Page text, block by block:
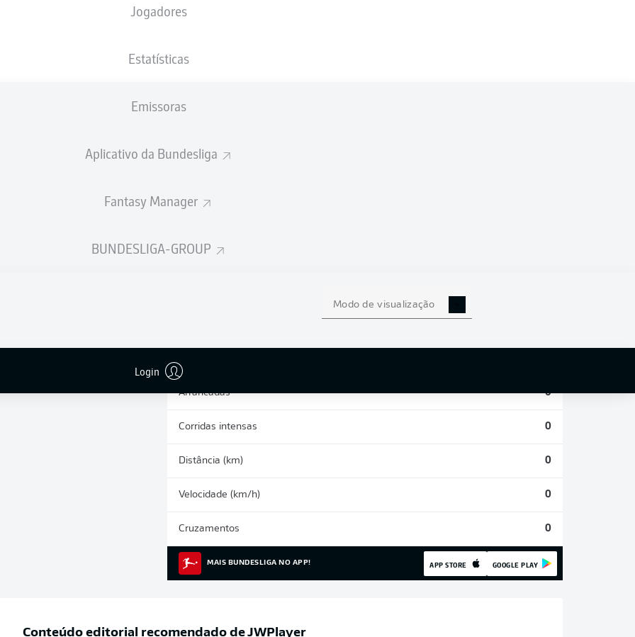
Jogadores
Estatísticas
Emissoras
Aplicativo da Bundesliga
Fantasy Manager
BUNDESLIGA-GROUP
Modo de visualização
Login
12.04.2003
DA TEMPORADA 2026/2027
Arrancadas 0
Corridas intensas 0
Distância (km) 0
Velocidade (km/h) 0
Cruzamentos 0
MAIS BUNDESLIGA NO APP! APP STORE GOOGLE PLAY
Conteúdo editorial recomendado deJWPlayer